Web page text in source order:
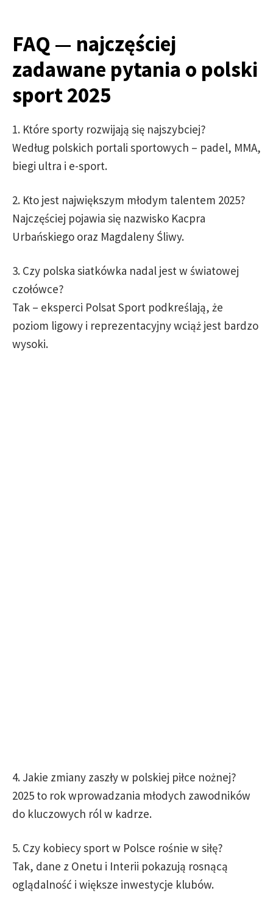
FAQ — najczęściej
zadawane pytania o polski
sport 2025
1. Które sporty rozwijają się najszybciej?
Według polskich portali sportowych – padel, MMA,
biegi ultra i e-sport.
2. Kto jest największym młodym talentem 2025?
Najczęściej pojawia się nazwisko Kacpra
Urbańskiego oraz Magdaleny Śliwy.
3. Czy polska siatkówka nadal jest w światowej
czołówce?
Tak – eksperci Polsat Sport podkreślają, że
poziom ligowy i reprezentacyjny wciąż jest bardzo
wysoki.
4. Jakie zmiany zaszły w polskiej piłce nożnej?
2025 to rok wprowadzania młodych zawodników
do kluczowych ról w kadrze.
5. Czy kobiecy sport w Polsce rośnie w siłę?
Tak, dane z Onetu i Interii pokazują rosnącą
oglądalność i większe inwestycje klubów.